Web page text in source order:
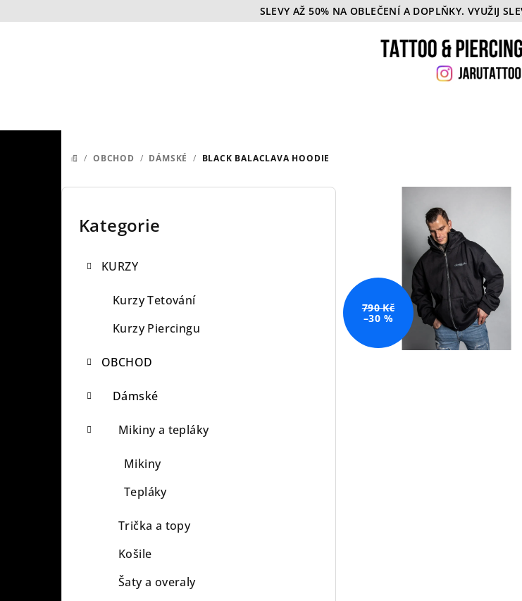
na
SLEVY AŽ 50% NA OBLEČENÍ A DOPLŇKY. VYUŽIJ
DOMŮ
/ OBCHOD / DÁMSKÉ / BLACK BALACLAVA HOODIE
P
Přeskočit
kategorie
Kategorie
KURZY
Kurzy Tetování
Kurzy Piercingu
OBCHOD
Dámské
Mikiny a tepláky
Mikiny
Tepláky
Trička a topy
Košile
Šaty a overaly
790 Kč
–30 %